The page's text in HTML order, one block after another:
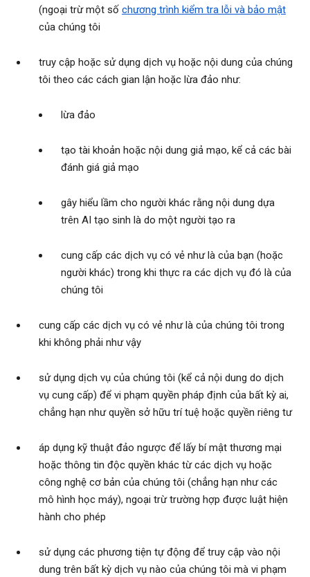
(ngoại trừ một số chương trình kiểm tra lỗi và bảo mật
của chúng tôi
truy cập hoặc sử dụng dịch vụ hoặc nội dung của chúng
tôi theo các cách gian lận hoặc lừa đảo như:
lừa đảo
tạo tài khoản hoặc nội dung giả mạo, kể cả các bài
đánh giá giả mạo
gây hiểu lầm cho người khác rằng nội dung dựa
trên AI tạo sinh là do một người tạo ra
cung cấp các dịch vụ có vẻ như là của bạn (hoặc
người khác) trong khi thực ra các dịch vụ đó là của
chúng tôi
cung cấp các dịch vụ có vẻ như là của chúng tôi trong
khi không phải như vậy
sử dụng dịch vụ của chúng tôi (kể cả nội dung do dịch
vụ cung cấp) để vi phạm quyền pháp định của bất kỳ ai,
chẳng hạn như quyền sở hữu trí tuệ hoặc quyền riêng tư
áp dụng kỹ thuật đảo ngược để lấy bí mật thương mại
hoặc thông tin độc quyền khác từ các dịch vụ hoặc
công nghệ cơ bản của chúng tôi (chẳng hạn như các
mô hình học máy), ngoại trừ trường hợp được luật hiện
hành cho phép
sử dụng các phương tiện tự động để truy cập vào nội
dung trên bất kỳ dịch vụ nào của chúng tôi mà vi phạm